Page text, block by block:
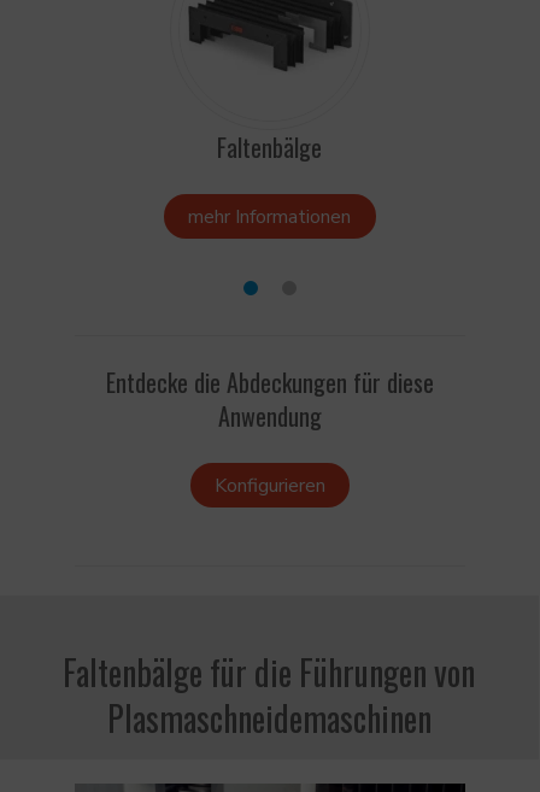
Faltenbälge
mehr Informationen
Entdecke die Abdeckungen für diese
Anwendung
Konfigurieren
Faltenbälge für die Führungen von
Plasmaschneidemaschinen